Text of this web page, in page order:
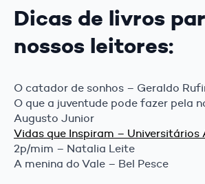
Dicas de livros
nossos leitores:
O catador de sonhos – Geraldo
O que a juventude pode fazer pela
Augusto Junior
Vidas que Inspiram – Universitários
2p/mim – Natalia Leite
A menina do Vale – Bel Pesce